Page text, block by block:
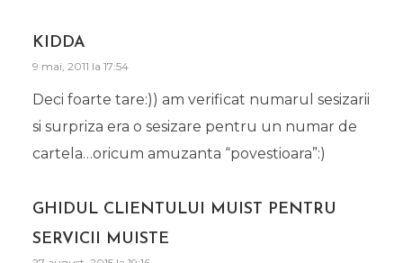
KIDDA
9 mai, 2011 la 17:54
Deci foarte tare:)) am verificat numarul sesizarii
si surpriza era o sesizare pentru un numar de
cartela…oricum amuzanta “povestioara”:)
GHIDUL CLIENTULUI MUIST PENTRU
SERVICII MUISTE